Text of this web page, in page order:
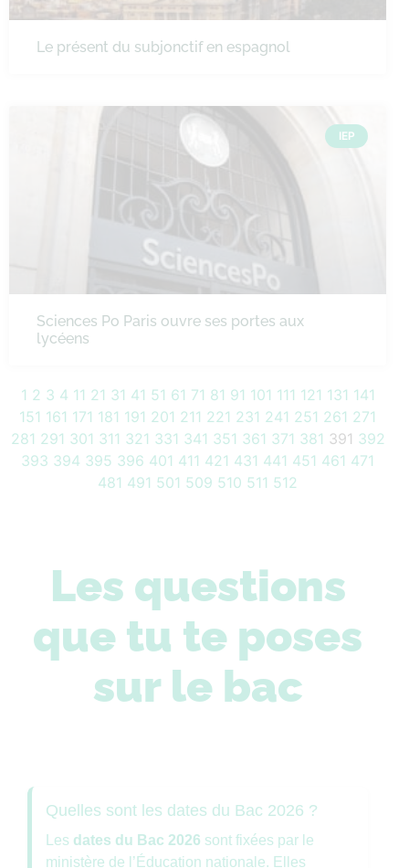
Le présent du subjonctif en espagnol
IEP
Sciences Po Paris ouvre ses portes aux
lycéens
1 2 3 4 11 21 31 41 51 61 71 81 91 101 111 121 131 141
151 161 171 181 191 201 211 221 231 241 251 261 271
281 291 301 311 321 331 341 351 361 371 381 391 392
393 394 395 396 401 411 421 431 441 451 461 471
481 491 501 509 510 511 512
Les questions
que tu te poses
sur le bac
Quelles sont les dates du Bac 2026 ?
Les dates du Bac 2026 sont fixées par le
ministère de l’Éducation nationale. Elles